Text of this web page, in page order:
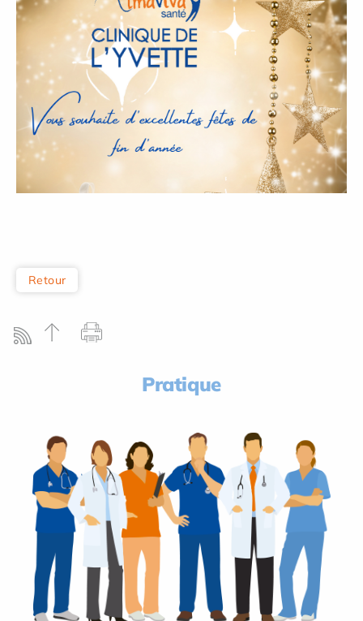
Retour
Pratique